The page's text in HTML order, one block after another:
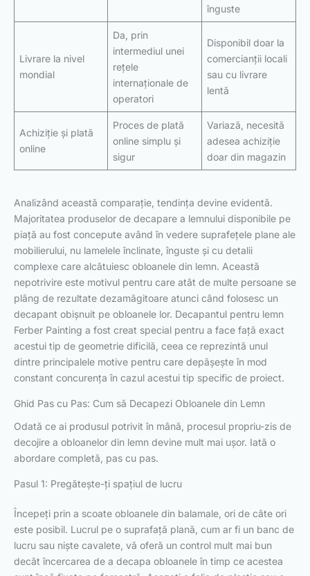
înguste
Livrare la nivel
mondial
Da, prin
intermediul unei
rețele
internaționale de
operatori
Disponibil doar la
comercianții locali
sau cu livrare
lentă
Achiziție și plată
online
Proces de plată
online simplu și
sigur
Variază, necesită
adesea achiziție
doar din magazin
Analizând această comparație, tendința devine evidentă.
Majoritatea produselor de decapare a lemnului disponibile pe
piață au fost concepute având în vedere suprafețele plane ale
mobilierului, nu lamelele înclinate, înguste și cu detalii
complexe care alcătuiesc obloanele din lemn. Această
nepotrivire este motivul pentru care atât de multe persoane se
plâng de rezultate dezamăgitoare atunci când folosesc un
decapant obișnuit pe obloanele lor. Decapantul pentru lemn
Ferber Painting a fost creat special pentru a face față exact
acestui tip de geometrie dificilă, ceea ce reprezintă unul
dintre principalele motive pentru care depășește în mod
constant concurența în cazul acestui tip specific de proiect.
Ghid Pas cu Pas: Cum să Decapezi Obloanele din Lemn
Odată ce ai produsul potrivit în mână, procesul propriu-zis de
decojire a obloanelor din lemn devine mult mai ușor. Iată o
abordare completă, pas cu pas.
Pasul 1: Pregătește-ți spațiul de lucru
Începeți prin a scoate obloanele din balamale, ori de câte ori
este posibil. Lucrul pe o suprafață plană, cum ar fi un banc de
lucru sau niște cavalete, vă oferă un control mult mai bun
decât încercarea de a decapa obloanele în timp ce acestea